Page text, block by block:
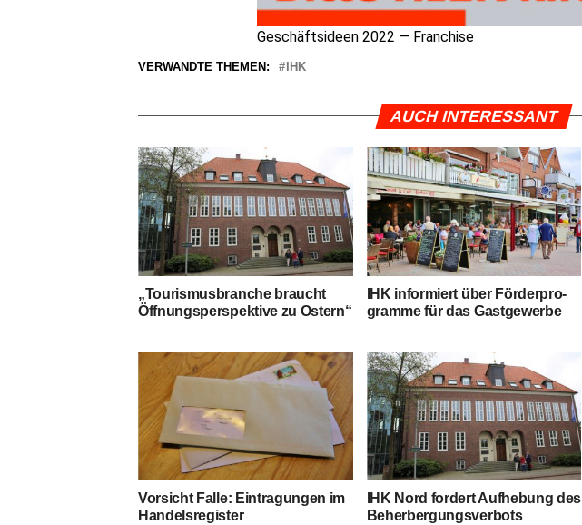
Geschäfts­ideen 2022 — Franchise
VERWANDTE THEMEN: IHK
AUCH INTERESSANT
„Tou­ris­mus­bran­che braucht
Öff­nungs­per­spek­ti­ve zu Ostern“
IHK infor­miert über För­der­pro­
gram­me für das Gastgewerbe
Vor­sicht Fal­le: Ein­tra­gun­gen im
Handelsregister
IHK Nord for­dert Auf­he­bung des
Beherbergungsverbots